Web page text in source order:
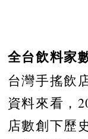
全台飲料家
台灣手搖飲
資料來看，
店數創下歷